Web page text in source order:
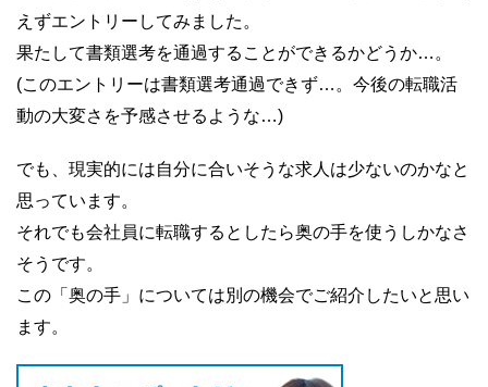
えずエントリーしてみました。
果たして書類選考を通過することができるかどうか…。
(このエントリーは書類選考通過できず…。今後の転職活
動の大変さを予感させるような…)
でも、現実的には自分に合いそうな求人は少ないのかなと
思っています。
それでも会社員に転職するとしたら奥の手を使うしかなさ
そうです。
この「奥の手」については別の機会でご紹介したいと思い
ます。